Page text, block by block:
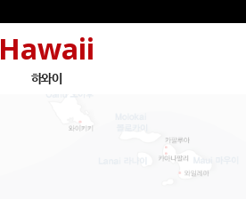
하와이
Hawaii